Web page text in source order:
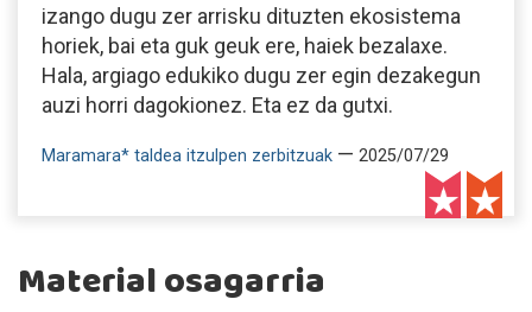
izango dugu zer arrisku dituzten ekosistema
horiek, bai eta guk geuk ere, haiek bezalaxe.
Hala, argiago edukiko dugu zer egin dezakegun
auzi horri dagokionez. Eta ez da gutxi.
Maramara* taldea itzulpen zerbitzuak — 2025/07/29
Material osagarria